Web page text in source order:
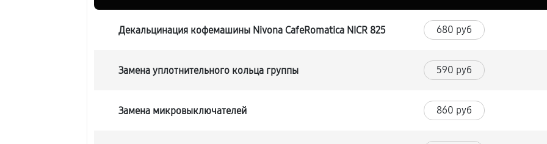
Декальцинация кофемашины Nivona CafeRomatica NICR 825 680 руб
Замена уплотнительного кольца группы 590 руб
Замена микровыключателей 860 руб